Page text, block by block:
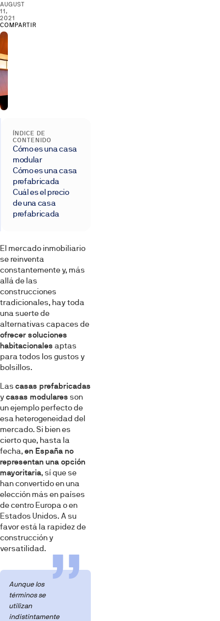
AUGUST
11,
2021
COMPARTIR
El mercado inmobiliario
se reinventa
constantemente y, más
allá de las
construcciones
tradicionales, hay toda
una suerte de
alternativas capaces de
ofrecer soluciones
habitacionales aptas
para todos los gustos y
bolsillos.
Las casas prefabricadas
y casas modulares son
un ejemplo perfecto de
esa heterogeneidad del
mercado. Si bien es
cierto que, hasta la
fecha, en España no
representan una opción
mayoritaria, sí que se
han convertido en una
elección más en países
de centro Europa o en
Estados Unidos. A su
favor está la rapidez de
construcción y
versatilidad.
Aunque los
términos se
utilizan
indistintamente
ÍNDICE DE
CONTENIDO
Cómo es una casa
modular
Cómo es una casa
prefabricada
Cuál es el precio
de una casa
prefabricada